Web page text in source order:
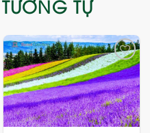
TỰ
Add
to
wishlist